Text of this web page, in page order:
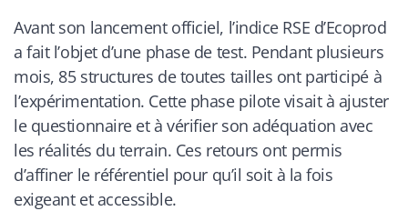
Avant son lancement officiel, l’indice RSE d’Ecoprod
a fait l’objet d’une phase de test. Pendant plusieurs
mois, 85 structures de toutes tailles ont participé à
l’expérimentation. Cette phase pilote visait à ajuster
le questionnaire et à vérifier son adéquation avec
les réalités du terrain. Ces retours ont permis
d’affiner le référentiel pour qu’il soit à la fois
exigeant et accessible.